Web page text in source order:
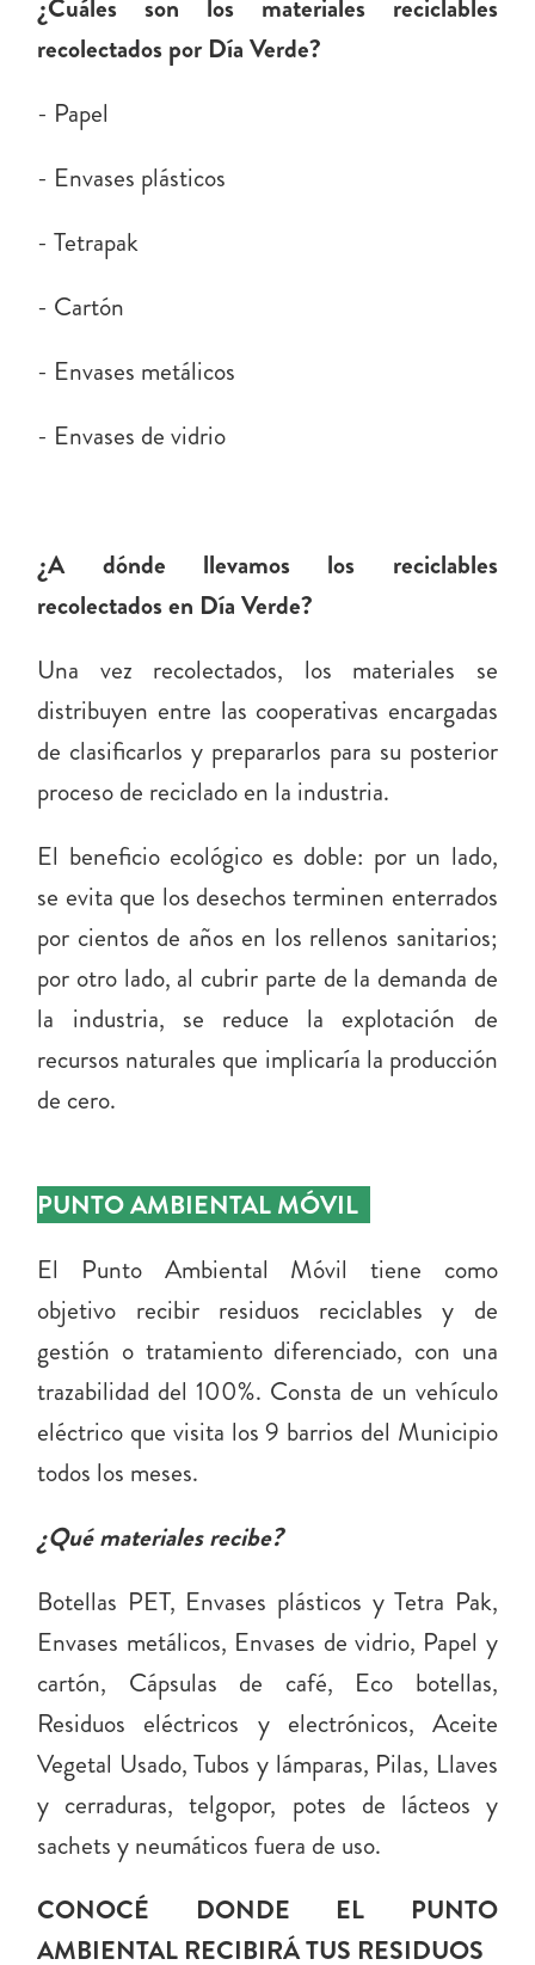
¿Cuáles son los materiales reciclables
recolectados por Día Verde?
- Papel
- Envases plásticos
- Tetrapak
- Cartón
- Envases metálicos
- Envases de vidrio
¿A dónde llevamos los reciclables
recolectados en Día Verde?
Una vez recolectados, los materiales se
distribuyen entre las cooperativas encargadas
de clasificarlos y prepararlos para su posterior
proceso de reciclado en la industria.
El beneficio ecológico es doble: por un lado,
se evita que los desechos terminen enterrados
por cientos de años en los rellenos sanitarios;
por otro lado, al cubrir parte de la demanda de
la industria, se reduce la explotación de
recursos naturales que implicaría la producción
de cero.
PUNTO AMBIENTAL MÓVIL
El Punto Ambiental Móvil tiene como
objetivo recibir residuos reciclables y de
gestión o tratamiento diferenciado, con una
trazabilidad del 100%. Consta de un vehículo
eléctrico que visita los 9 barrios del Municipio
todos los meses.
¿Qué materiales recibe?
Botellas PET, Envases plásticos y Tetra Pak,
Envases metálicos, Envases de vidrio, Papel y
cartón, Cápsulas de café, Eco botellas,
Residuos eléctricos y electrónicos, Aceite
Vegetal Usado, Tubos y lámparas, Pilas, Llaves
y cerraduras, telgopor, potes de lácteos y
sachets y neumáticos fuera de uso.
CONOCÉ DONDE EL PUNTO
AMBIENTAL RECIBIRÁ TUS RESIDUOS